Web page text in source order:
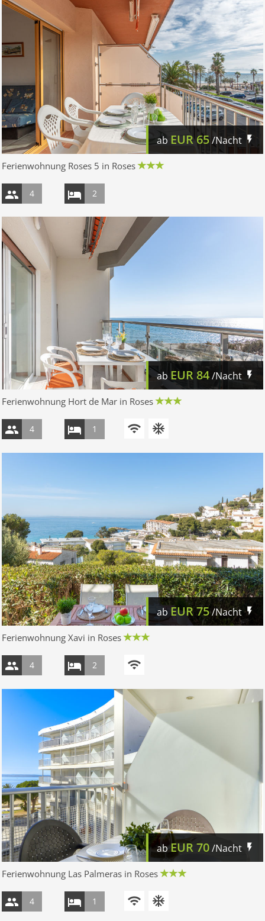
ab EUR 65/Nacht
Ferienwohnung Roses 5 in Roses
4 2
abEUR 84/Nacht
Ferienwohnung Hort de Mar in Roses
4 1
ab EUR75/Nacht
Ferienwohnung Xavi in Roses
4 2
abEUR70/Nacht
Ferienwohnung Las Palmeras in Roses
4 1